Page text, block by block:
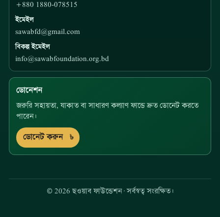
+880 1880-078515
ইমেইল
sawabfd@gmail.com
বিকল্প ইমেইল
info@sawabfoundation.org.bd
ডোনেশন
জরুরি সহায়তা, যাকাত বা সাধারণ কল্যাণ ফান্ডে দ্রুত ডোনেট করতে
পারেন।
ডোনেট করুন
© 2026 ছওয়াব ফাউন্ডেশন· সর্বস্বত্ব সংরক্ষিত।